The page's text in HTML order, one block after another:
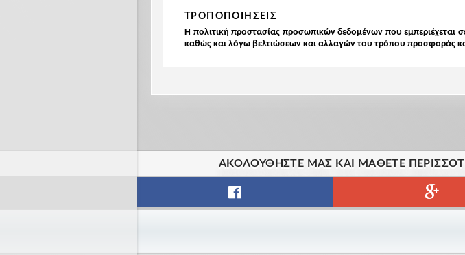
ΤΡΟΠΟΠΟΙΗΣΕΙΣ
Η πολιτική προστασίας προσωπικών δεδομένων που εμπεριέχεται
καθώς και λόγω βελτιώσεων και αλλαγών του τρόπου προσφοράς
ΑΚΟΛΟΥΘΉΣΤΕ ΜΑΣ ΚΑΙ ΜΆΘΕΤΕ